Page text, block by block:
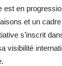
est en
et un
s’inscrit
visibilité